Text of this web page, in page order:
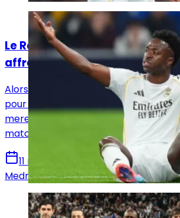
Actualités
Le Real Madrid voit ses
affronter Manchester City
Alors que le Real Madrid vient
pour affronter Manchester City, la
merengue compte de nombreux
match le plus important de sa saison.
11 mars 2026
Medric Bouzermane
Actualités